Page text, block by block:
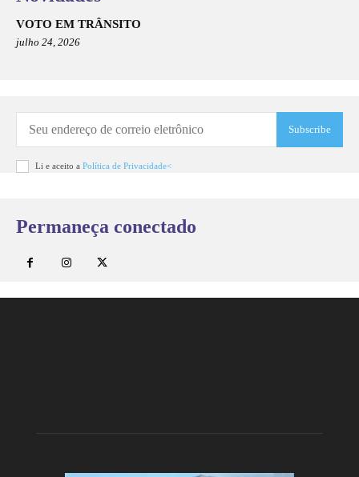
VOTO EM TRÂNSITO
julho 24, 2026
Subscribe
Li e aceito a Política de Privacidade<
Permaneça conectado